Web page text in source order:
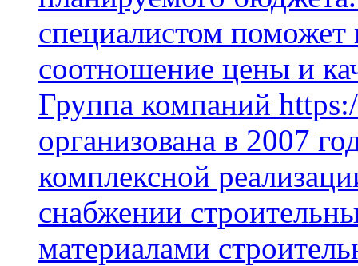
специалистом поможет
соотношение цены и
Группа компаний
организована в 2007
комплексной
снабжении
материалами